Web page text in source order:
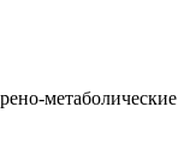
метаболические